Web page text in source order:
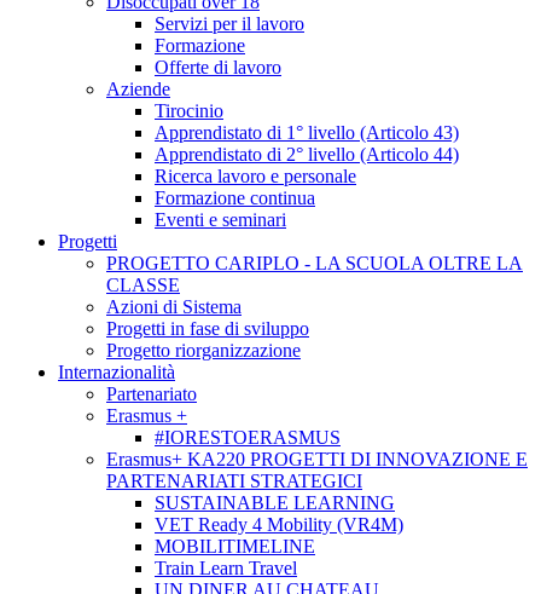
Servizi per il lavoro
Formazione
Offerte di lavoro
Aziende
Tirocinio
Apprendistato di 1° livello (Articolo 43)
Apprendistato di 2° livello (Articolo 44)
Ricerca lavoro e personale
Formazione continua
Eventi e seminari
Progetti
PROGETTO CARIPLO - LA SCUOLA OLTRE LA
CLASSE
Azioni di Sistema
Progetti in fase di sviluppo
Progetto riorganizzazione
Internazionalità
Partenariato
Erasmus +
#IORESTOERASMUS
Erasmus+ KA220 PROGETTI DI INNOVAZIONE E
PARTENARIATI STRATEGICI
SUSTAINABLE LEARNING
VET Ready 4 Mobility (VR4M)
MOBILITIMELINE
Train Learn Travel
UN DINER AU CHATEAU